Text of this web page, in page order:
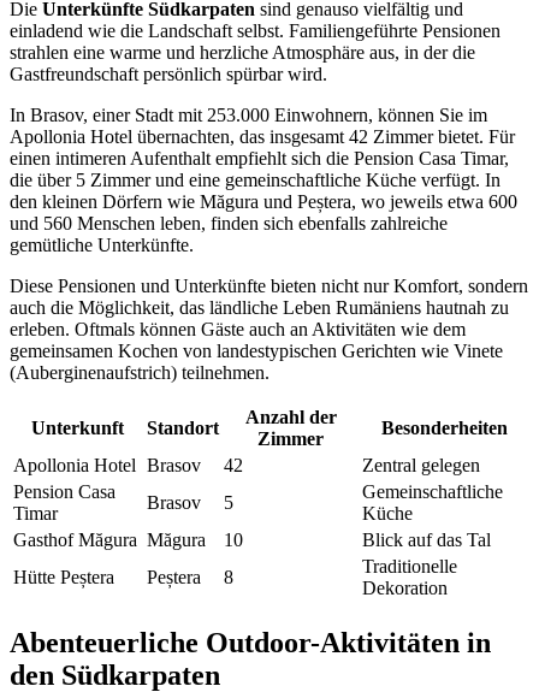
Die Unterkünfte Südkarpaten sind genauso vielfältig und
einladend wie die Landschaft selbst. Familiengeführte Pensionen
strahlen eine warme und herzliche Atmosphäre aus, in der die
Gastfreundschaft persönlich spürbar wird.
In Brasov, einer Stadt mit 253.000 Einwohnern, können Sie im
Apollonia Hotel übernachten, das insgesamt 42 Zimmer bietet. Für
einen intimeren Aufenthalt empfiehlt sich die Pension Casa Timar,
die über 5 Zimmer und eine gemeinschaftliche Küche verfügt. In
den kleinen Dörfern wie Măgura und Peștera, wo jeweils etwa 600
und 560 Menschen leben, finden sich ebenfalls zahlreiche
gemütliche Unterkünfte.
Diese Pensionen und Unterkünfte bieten nicht nur Komfort, sondern
auch die Möglichkeit, das ländliche Leben Rumäniens hautnah zu
erleben. Oftmals können Gäste auch an Aktivitäten wie dem
gemeinsamen Kochen von landestypischen Gerichten wie Vinete
(Auberginenaufstrich) teilnehmen.
Unterkunft Standort
Anzahl der
Zimmer
Besonderheiten
Apollonia Hotel Brasov 42
Zentral gelegen
Pension Casa
Timar
Brasov 5
Gemeinschaftliche
Küche
Gasthof Măgura Măgura 10
Blick auf das Tal
Hütte Peștera
Peștera 8
Traditionelle
Dekoration
Abenteuerliche Outdoor-Aktivitäten in
den Südkarpaten